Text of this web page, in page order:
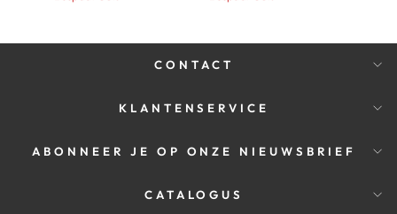
CONTACT
KLANTENSERVICE
ABONNEER JE OP ONZE NIEUWSBRIEF
CATALOGUS